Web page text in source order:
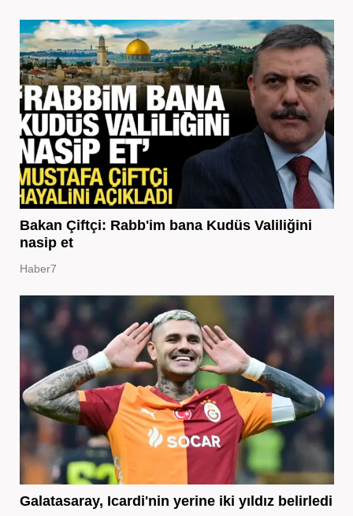
Bakan Çiftçi: Rabb'im bana Kudüs Valiliğini
nasip et
Haber7
Galatasaray, Icardi'nin yerine iki yıldız belirledi